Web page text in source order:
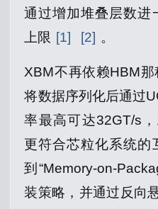
通过增加堆叠层数进
上限 [1] [2] 。
XBM不再依赖HBM
将数据序列化后通过
率最高可达32GT/s
更符合芯粒化系统的
到
装策略，并通过反向